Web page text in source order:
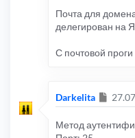
Почта для
делегирован на
С почтовой проги
Darkelita
Метод